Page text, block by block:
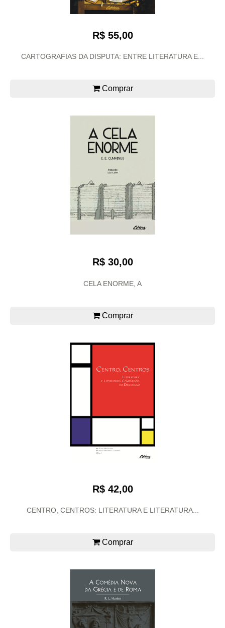
R$ 55,00
CARTOGRAFIAS DA DISPUTA: ENTRE LITERATURA E...
Comprar
R$ 30,00
CELA ENORME, A
Comprar
R$ 42,00
CENTRO, CENTROS: LITERATURA E LITERATURA...
Comprar